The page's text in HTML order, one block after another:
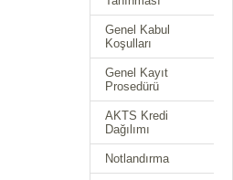
Genel Kabul
Koşulları
Genel Kayıt
Prosedürü
AKTS Kredi
Dağılımı
Notlandırma